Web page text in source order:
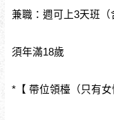
兼職：週可上3天班（
須年滿18歲
*【 帶位領檯（只有